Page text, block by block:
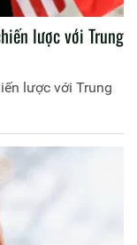
lược với Trung
lược với Trung